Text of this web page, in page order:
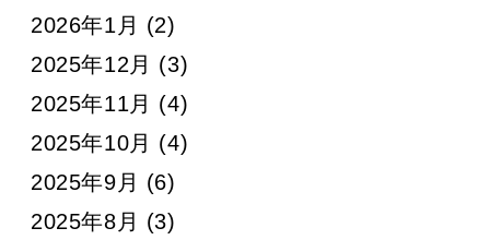
2026年1月 (2)
2025年12月 (3)
2025年11月 (4)
2025年10月 (4)
2025年9月 (6)
2025年8月 (3)